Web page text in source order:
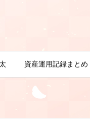
資産運用記録まとめ